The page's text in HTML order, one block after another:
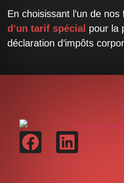
En choisissant l’un de nos
d’un tarif spécial pour la
déclaration d’impôts